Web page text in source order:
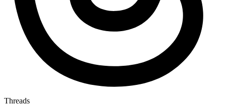
Threads